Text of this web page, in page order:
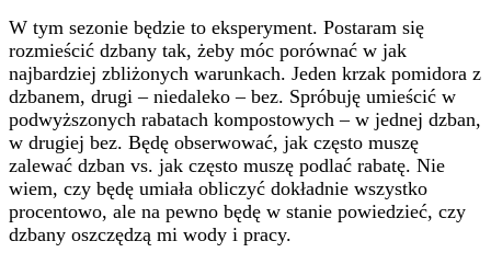
W tym sezonie będzie to eksperyment. Postaram się
rozmieścić dzbany tak, żeby móc porównać w jak
najbardziej zbliżonych warunkach. Jeden krzak pomidora z
dzbanem, drugi – niedaleko – bez. Spróbuję umieścić w
podwyższonych rabatach kompostowych – w jednej dzban,
w drugiej bez. Będę obserwować, jak często muszę
zalewać dzban vs. jak często muszę podlać rabatę. Nie
wiem, czy będę umiała obliczyć dokładnie wszystko
procentowo, ale na pewno będę w stanie powiedzieć, czy
dzbany oszczędzą mi wody i pracy.